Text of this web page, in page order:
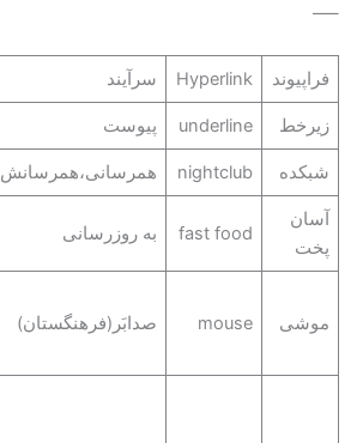
—–
فراپیوند Hyperlink سرآیند
زیرخط underline پیوست
شبکده nightclub همرسانی،همرسانش
آسان
پخت
fast food به روزرسانی
موشی mouse صدابَر(فرهنگستان)